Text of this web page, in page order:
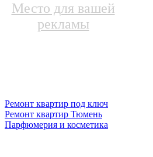
Место для вашей
рекламы
Ремонт квартир под ключ
Ремонт квартир Тюмень
Парфюмерия и косметика